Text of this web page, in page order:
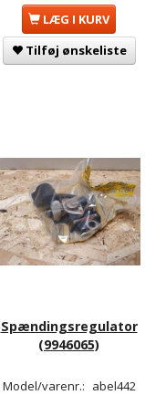
LÆG I KURV
Tilføj ønskeliste
Spændingsregulator
(9946065)
Model/varenr.: abel442